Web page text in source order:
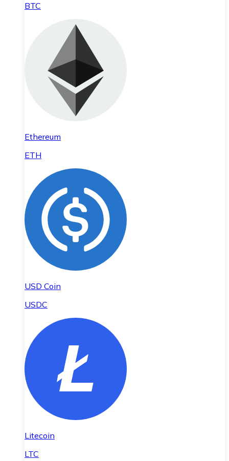
BTC
Ethereum
ETH
USD Coin
USDC
Litecoin
LTC